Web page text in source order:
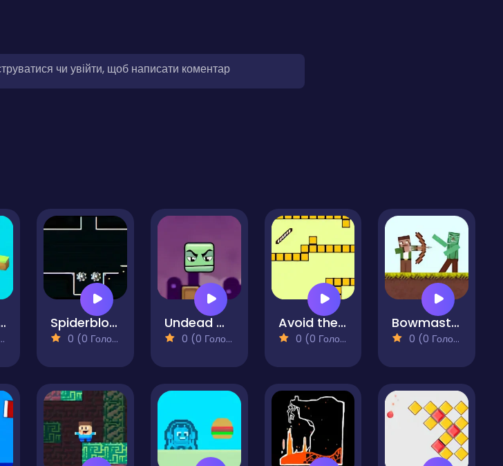
чи увійти, щоб написати коментар
Fly Spiderblock
0 (0 Голосів)
Undead Crate Boy
0 (0 Голосів)
Avoid the Obstacles
0 (0 Голосів)
Bowmastery - Zombies!
0 (0 Голосів)